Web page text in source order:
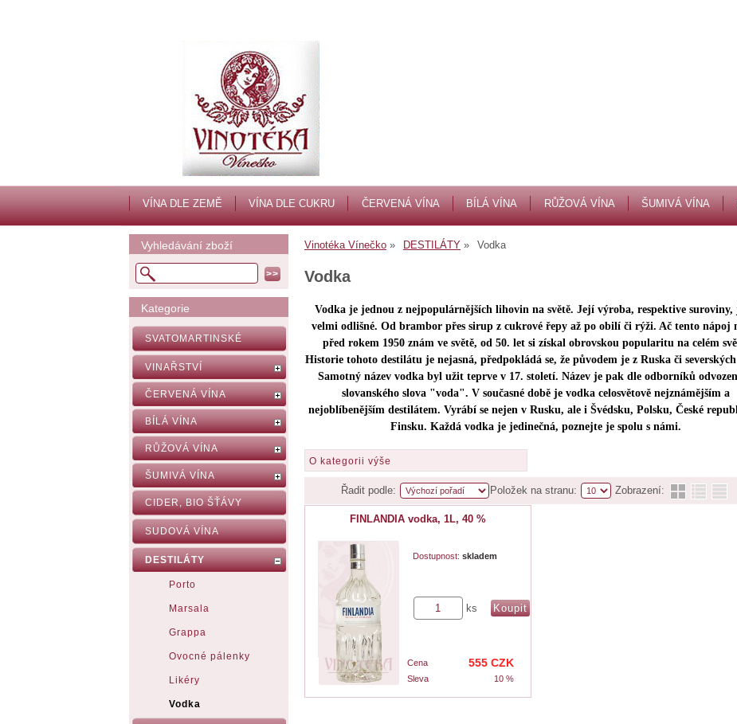
VÍNA DLE ZEMĚ VÍNA DLE CUKRU ČERVENÁ VÍNA BÍLÁ VÍNA RŮŽOVÁ VÍNA ŠUMIVÁ VÍNA
Vinotéka Vínečko DESTILÁTY Vodka
Vodka
Vodka je jednou z nejpopulárnějších lihovin na světě. Její výroba, respektive suroviny,
velmi odlišné. Od brambor přes sirup z cukrové řepy až po obilí či rýži. Ač tento nápoj
před rokem 1950 znám ve světě, od 50. let si získal obrovskou popularitu na celém
Historie tohoto destilátu je nejasná, předpokládá se, že původem je z Ruska či
Samotný název vodka byl užit teprve v 17. století. Název je pak dle odborníků
slovanského slova "voda". V současné době je vodka celosvětově nejznámějším a
nejoblíbenějším destilátem. Vyrábí se nejen v Rusku, ale i Švédsku, Polsku, České
Finsku. Každá vodka je jedinečná, poznejte je spolu s námi.
O kategorii výše
Řadit podle: Položek na stranu: Zobrazení:
FINLANDIA vodka, 1L, 40 %
Dostupnost: skladem
ks
Cena 555 CZK
Sleva 10 %
Vyhledávání zboží
Kategorie
SVATOMARTINSKÉ
VINAŘSTVÍ
ČERVENÁ VÍNA
BÍLÁ VÍNA
RŮŽOVÁ VÍNA
ŠUMIVÁ VÍNA
CIDER, BIO ŠŤÁVY
SUDOVÁ VÍNA
DESTILÁTY
Porto
Marsala
Grappa
Ovocné pálenky
Likéry
Vodka